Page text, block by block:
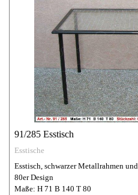
91/285 Esstisch
Esstische
Esstisch, schwarzer Metallrahmen
80er Design
Maße: H 71 B 140 T 80